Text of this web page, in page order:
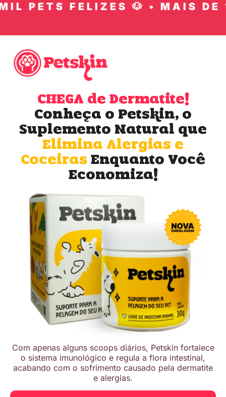
PETS FELIZES 🐶 • MAIS DE
CHEGA de Dermatite!
Conheça o Petskin, o
Suplemento Natural que
Elimina Alergias e
CoceirasEnquanto Você
Economiza!
Com apenas alguns scoops diários, Petskin fortalece
o sistema imunológico e regula a flora intestinal,
acabando com o sofrimento causado pela dermatite
e alergias.